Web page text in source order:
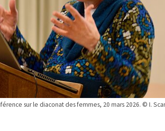
sur le diaconat des femmes, 20 mars 2026. © I.